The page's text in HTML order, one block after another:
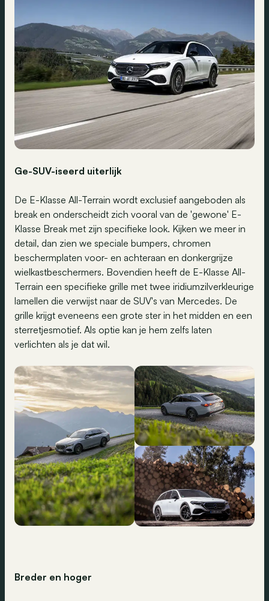
Ge-SUV-iseerd uiterlijk
De E-Klasse All-Terrain wordt exclusief aangeboden als
break en onderscheidt zich vooral van de 'gewone' E-
Klasse Break met zijn specifieke look. Kijken we meer in
detail, dan zien we speciale bumpers, chromen
beschermplaten voor- en achteraan en donkergrijze
wielkastbeschermers. Bovendien heeft de E-Klasse All-
Terrain een specifieke grille met twee iridiumzilverkleurige
lamellen die verwijst naar de SUV's van Mercedes. De
grille krijgt eveneens een grote ster in het midden en een
sterretjesmotief. Als optie kan je hem zelfs laten
verlichten als je dat wil.
Breder en hoger